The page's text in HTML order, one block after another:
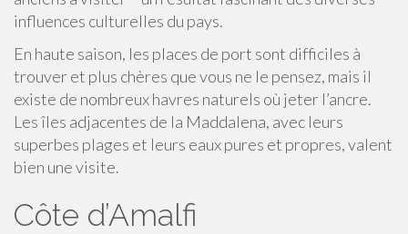
influences culturelles du pays.
En haute saison, les places de port sont difficiles à
trouver et plus chères que vous ne le pensez, mais il
existe de nombreux havres naturels où jeter l’ancre.
Les îles adjacentes de la Maddalena, avec leurs
superbes plages et leurs eaux pures et propres, valent
bien une visite.
Côte d’Amalfi